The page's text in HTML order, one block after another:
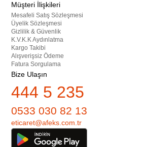
Müşteri İlişkileri
Mesafeli Satış Sözleşmesi
Üyelik Sözleşmesi
Gizlilik & Güvenlik
K.V.K.K Aydınlatma
Kargo Takibi
Alışverişsiz Ödeme
Fatura Sorgulama
Bize Ulaşın
444 5 235
0533 030 82 13
eticaret@afeks.com.tr